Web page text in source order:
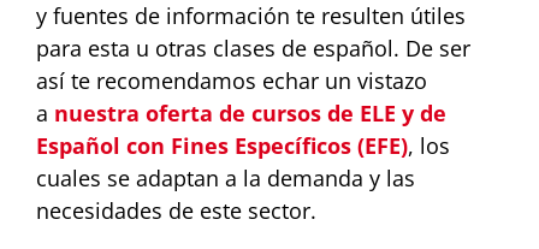
y fuentes de información te resulten útiles
para esta u otras clases de español. De ser
así te recomendamos echar un vistazo
a nuestra oferta de cursos de ELE y de
Español con Fines Específicos (EFE), los
cuales se adaptan a la demanda y las
necesidades de este sector.